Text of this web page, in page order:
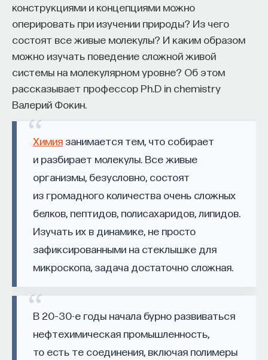
конструкциями и концепциями можно
оперировать при изучении природы? Из чего
состоят все живые молекулы? И каким образом
можно изучать поведение сложной живой
системы на молекулярном уровне? Об этом
рассказывает профессор Ph.D in chemistry
Валерий Фокин.
Химия занимается тем, что собирает
и разбирает молекулы. Все живые
организмы, безусловно, состоят
из громадного количества очень сложных
белков, пептидов, полисахаридов, липидов.
Изучать их в динамике, не просто
зафиксированными на стеклышке для
микроскопа, задача достаточно сложная.
В 20–30-е годы начала бурно развиваться
нефтехимическая промышленность,
то есть те соединения, включая полимеры
Ульяной Раведовской
зачем университет нужен в эпоху ИИ и почему
высшее образование нельзя сводить к быстрой
Они обсуждают, как университеты выбирают
собственное будущее, почему результаты
образования раскрываются на длинной дистанции,
и что на самом деле должен уметь студент,
выходящий в сложный и быстро меняющийся мир.
А еще — почему ИИ не стоит просто запрещать,
как использовать его для диалога, и зачем
университету учить не только знаниям, но и самой
практике мышления и коммуникации.
Основатель ПостНауки Ивар Максутов запускает
Это глобальная экосистема для поиска и найма
STEM-специалистов (Science, Technology,
Engineering, Mathematics) в самые амбициозные
Deep-Tech и Biotech проекты по всему миру. Если